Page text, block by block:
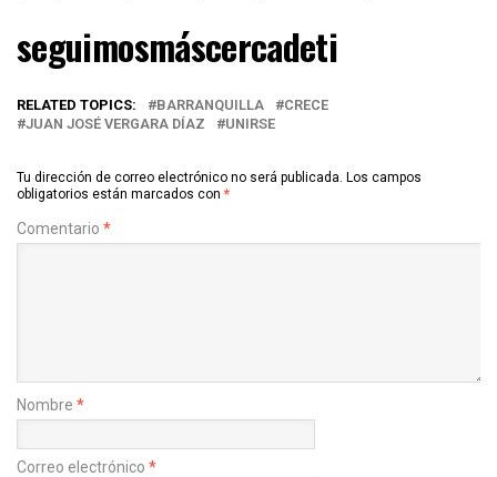
seguimosmáscercadeti
RELATED TOPICS: BARRANQUILLA
CRECE
JUAN JOSÉ VERGARA DÍAZ
UNIRSE
Tu dirección de correo electrónico no será publicada. Los campos
obligatorios están marcados con *
Comentario *
Nombre *
Correo electrónico *